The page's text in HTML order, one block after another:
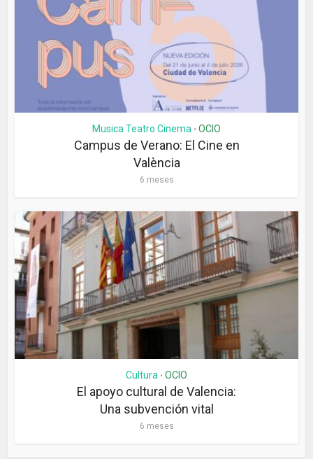
Musica Teatro Cinema • OCIO
Campus de Verano: El Cine en
València
6 meses
Cultura • OCIO
El apoyo cultural de Valencia:
Una subvención vital
6 meses